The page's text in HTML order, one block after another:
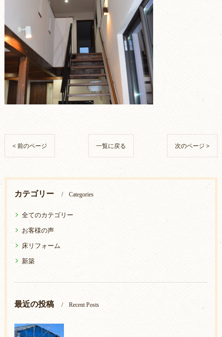
< 前のページ 一覧に戻る 次のページ >
カテゴリー Categories
全てのカテゴリー
お客様の声
床リフォーム
新築
最近の投稿 Recent Posts